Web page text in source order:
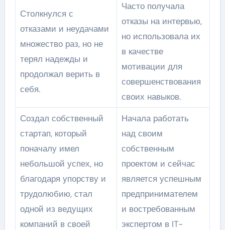
Столкнулся с
отказами и неудачами
множество раз, но не
терял надежды и
продолжал верить в
себя.
Часто получала
отказы на интервью,
но использовала их
в качестве
мотивации для
совершенствования
своих навыков.
Создал собственный
стартап, который
поначалу имел
небольшой успех, но
благодаря упорству и
трудолюбию, стал
одной из ведущих
компаний в своей
Начала работать
над своим
собственным
проектом и сейчас
является успешным
предпринимателем
и востребованным
экспертом в IT-